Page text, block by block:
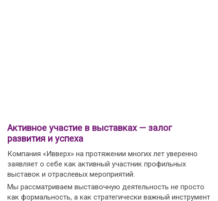
Активное участие в выставках — залог
развития и успеха
Компания «Ивверх» на протяжении многих лет уверенно
заявляет о себе как активный участник профильных
выставок и отраслевых мероприятий.
Мы рассматриваем выставочную деятельность не просто
как формальность, а как стратегически важный инструмент